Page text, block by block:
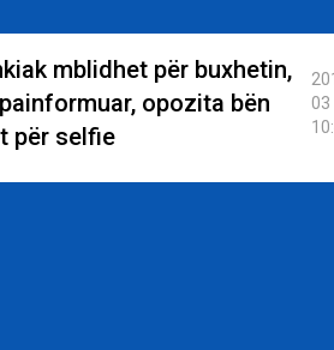
mblidhet për buxhetin,
opozita bën
për selfie
03